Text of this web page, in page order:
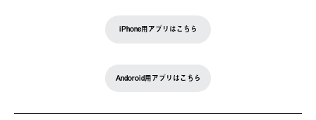
iPhone用アプリはこちら
Andoroid用アプリはこちら